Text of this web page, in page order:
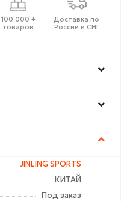
100 000 +
товаров
Доставка по
России и СНГ
JINLING SPORTS
КИТАЙ
Под заказ